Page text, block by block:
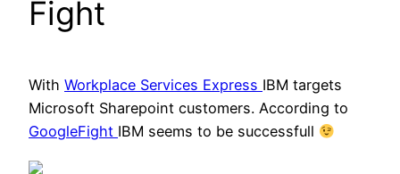
Fight
With Workplace Services Express IBM targets
Microsoft Sharepoint customers. According to
GoogleFight IBM seems to be successfull